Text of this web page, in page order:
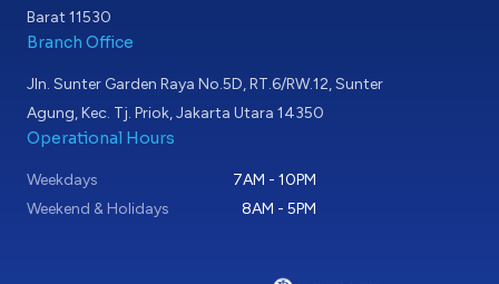
Barat 11530
Branch Office
Jln. Sunter Garden Raya No.5D, RT.6/RW.12, Sunter
Agung, Kec. Tj. Priok, Jakarta Utara 14350
Operational Hours
Weekdays
7AM - 10PM
Weekend & Holidays
8AM - 5PM